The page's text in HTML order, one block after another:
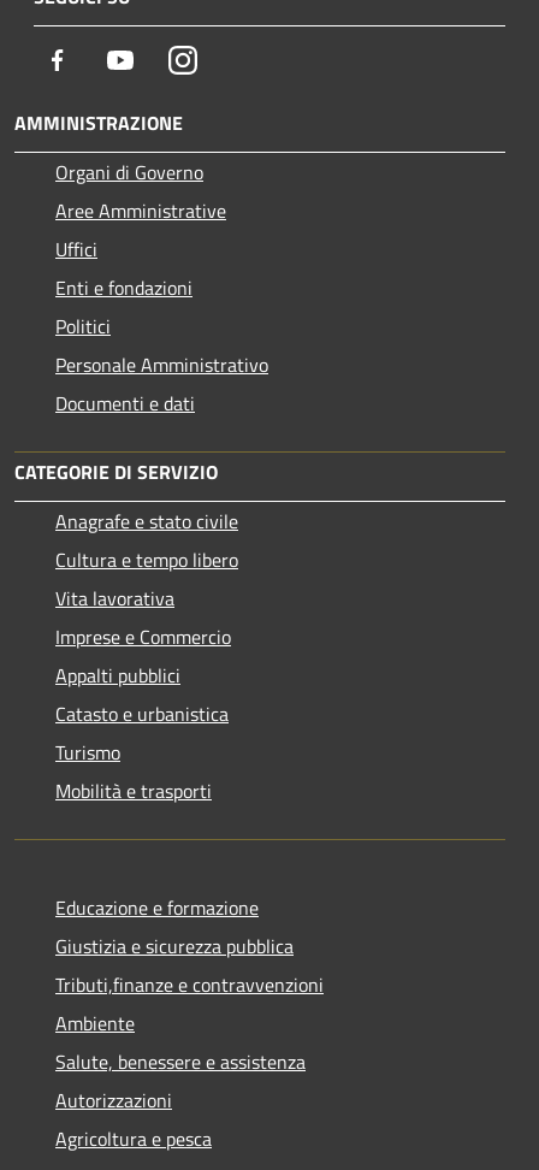
Facebook YoutubeInstagram
AMMINISTRAZIONE
Organi di Governo
Aree Amministrative
Uffici
Enti e fondazioni
Politici
Personale Amministrativo
Documenti e dati
CATEGORIE DI SERVIZIO
Anagrafe e stato civile
Cultura e tempo libero
Vita lavorativa
Imprese e Commercio
Appalti pubblici
Catasto e urbanistica
Turismo
Mobilità e trasporti
Educazione e formazione
Giustizia e sicurezza pubblica
Tributi,finanze e contravvenzioni
Ambiente
Salute, benessere e assistenza
Autorizzazioni
Agricoltura e pesca